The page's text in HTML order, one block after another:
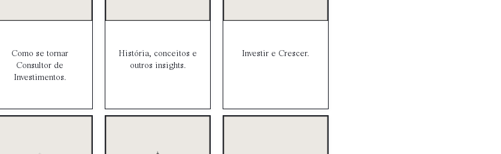
Como se tornar
Consultor de
Investimentos.
História, conceitos e
outros insights.
Investir e Crescer.